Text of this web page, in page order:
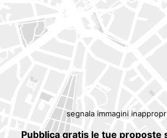
segnala immagini
Pubblica gratis le tue proposte